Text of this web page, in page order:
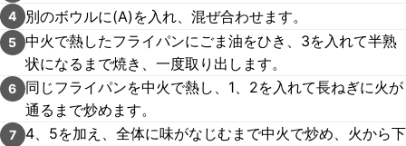
4 別のボウルに(A)を入れ、混ぜ合わせます。
5 中火で熱したフライパンにごま油をひき、3を入れて半熟
状になるまで焼き、一度取り出します。
6
同じフライパンを中火で熱し、1、2を入れて長ねぎに火が
通るまで炒めます。
7
4、5を加え、全体に味がなじむまで中火で炒め、火から下